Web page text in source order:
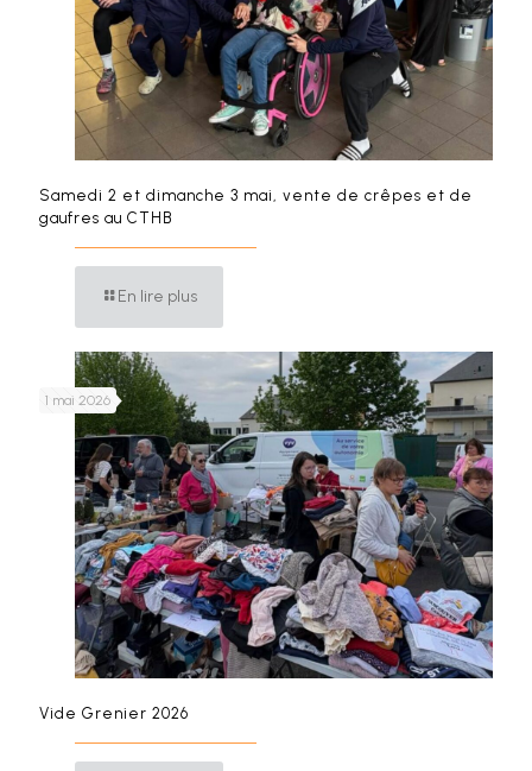
Samedi 2 et dimanche 3 mai, vente de crêpes et de
gaufres au CTHB
En lire plus
1 mai 2026
Vide Grenier 2026